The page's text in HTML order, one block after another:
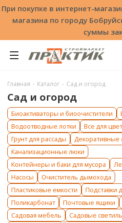
При покупке в интернет-
магазина по городу
суммы
Главная - Каталог - Сад и огород
Сад и огород
Биоактиваторы и биоочистители
Водоотводные лотки
Все для
Грунт для рассады
Декоративные
Канализационные люки
Контейнеры и баки для мусора
Насосы
Очиститель дымохода
Пластиковые емкости
Подставки
Поликарбонат
Почтовые ящики
Садовая мебель
Садовые